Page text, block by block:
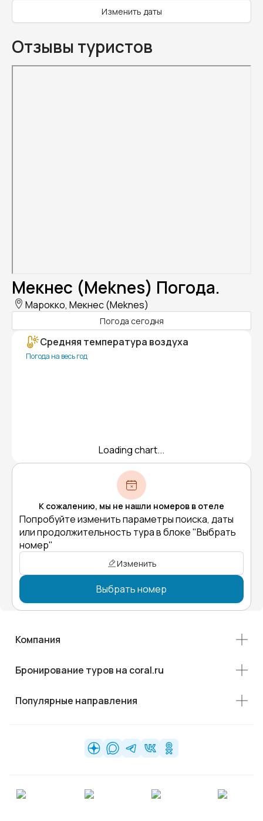
Изменить даты
Отзывы туристов
Мекнес (Meknes) Погода.
Марокко, Мекнес (Meknes)
Погода сегодня
Средняя температура воздуха
Погода на весь год
Loading chart...
К сожалению, мы не нашли номеров в отеле
Попробуйте изменить параметры поиска, даты
или продолжительность тура в блоке "Выбрать
номер"
Изменить
Выбрать номер
Компания
Бронирование туров на coral.ru
Популярные направления